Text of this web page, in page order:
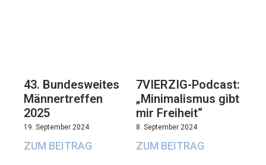
43. Bundesweites
Männertreffen
2025
19. September 2024
ZUM BEITRAG
7VIERZIG-Podcast:
„Minimalismus gibt
mir Freiheit“
8. September 2024
ZUM BEITRAG